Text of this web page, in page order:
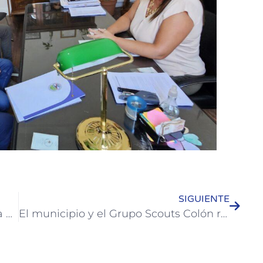
81 empleados municipales pasaron a planta permanente en Colón
SIGUIENTE
El municipio y el Grupo Scouts Colón realizaron una jornada de conservación en la Reserva Río de los Pájaros